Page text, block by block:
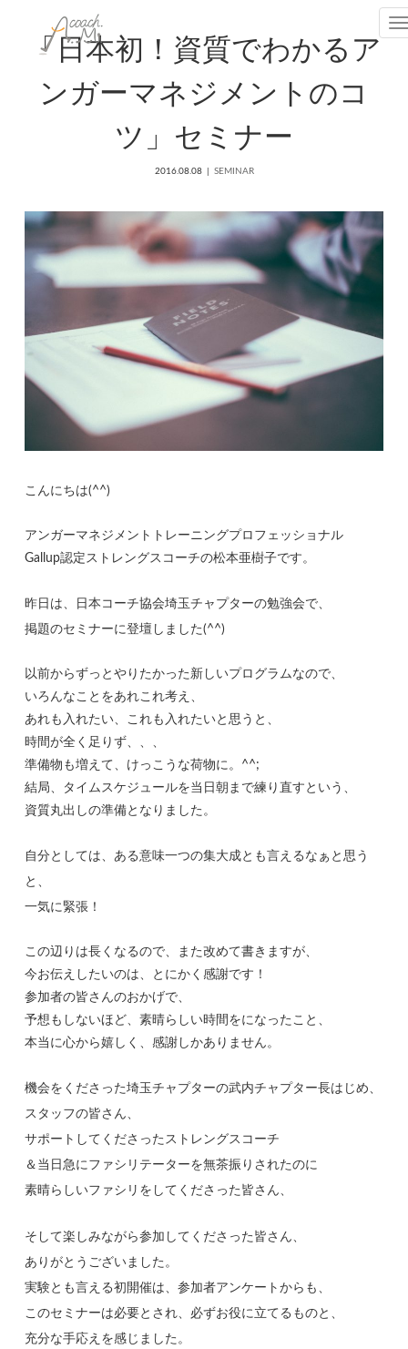
「日本初！資質でわかるア
ンガーマネジメントのコ
ツ」セミナー
2016.08.08 SEMINAR
こんにちは(^^)
アンガーマネジメントトレーニングプロフェッショナル
Gallup認定ストレングスコーチの松本亜樹子です。
昨日は、日本コーチ協会埼玉チャプターの勉強会で、
掲題のセミナーに登壇しました(^^)
以前からずっとやりたかった新しいプログラムなので、
いろんなことをあれこれ考え、
あれも入れたい、これも入れたいと思うと、
時間が全く足りず、、、
準備物も増えて、けっこうな荷物に。^^;
結局、タイムスケジュールを当日朝まで練り直すという、
資質丸出しの準備となりました。
自分としては、ある意味一つの集大成とも言えるなぁと思う
と、
一気に緊張！
この辺りは長くなるので、また改めて書きますが、
今お伝えしたいのは、とにかく感謝です！
参加者の皆さんのおかげで、
予想もしないほど、素晴らしい時間をになったこと、
本当に心から嬉しく、感謝しかありません。
機会をくださった埼玉チャプターの武内チャプター長はじめ、
スタッフの皆さん、
サポートしてくださったストレングスコーチ
＆当日急にファシリテーターを無茶振りされたのに
素晴らしいファシリをしてくださった皆さん、
そして楽しみながら参加してくださった皆さん、
ありがとうございました。
実験とも言える初開催は、参加者アンケートからも、
このセミナーは必要とされ、必ずお役に立てるものと、
充分な手応えを感じました。